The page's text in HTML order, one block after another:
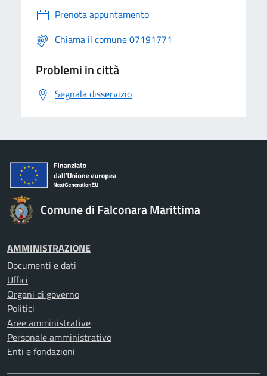
Prenota appuntamento
Chiama il comune 07191771
Problemi in città
Segnala disservizio
Comune di Falconara Marittima
AMMINISTRAZIONE
Documenti e dati
Uffici
Organi di governo
Politici
Aree amministrative
Personale amministrativo
Enti e fondazioni